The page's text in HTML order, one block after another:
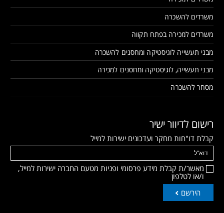
משרדים להשכרה
משרדים למכירה בפתח תקווה
מבני תעשייה לוגיסטיקה ומחסנים להשכרה
מבני תעשייה, לוגיסטיקה ומחסנים למכירה
מסחר להשכרה
רישום לדיוור ישיר
קבלת דו"חות מחקר ועדכונים ישירות למייל
מאשר/ת קבלת מידע פרסומי ופניות מטעם החברה ישירות למייל,
ו/או לטלפון
הירשם